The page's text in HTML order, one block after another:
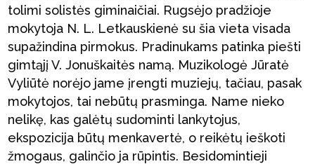
tolimi solistės giminaičiai. Rugsėjo pradžioje
mokytoja N. L. Letkauskienė su šia vieta visada
supažindina pirmokus. Pradinukams patinka piešti
gimtąjį V. Jonuškaitės namą. Muzikologė Jūratė
Vyliūtė norėjo jame įrengti muziejų, tačiau, pasak
mokytojos, tai nebūtų prasminga. Name nieko
nelikę, kas galėtų sudominti lankytojus,
ekspozicija būtų menkavertė, o reikėtų ieškoti
žmogaus, galinčio ja rūpintis. Besidomintieji